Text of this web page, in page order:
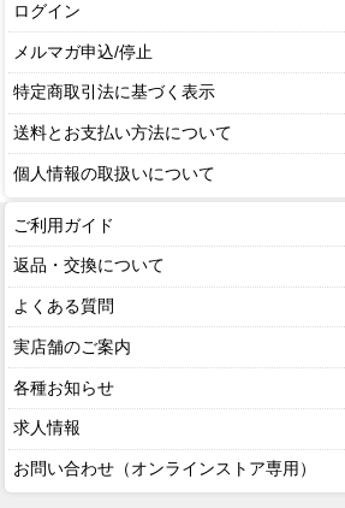
ログイン
メルマガ申込/停止
特定商取引法に基づく表示
送料とお支払い方法について
個人情報の取扱いについて
ご利用ガイド
返品・交換について
よくある質問
実店舗のご案内
各種お知らせ
求人情報
お問い合わせ（オンラインストア専用）